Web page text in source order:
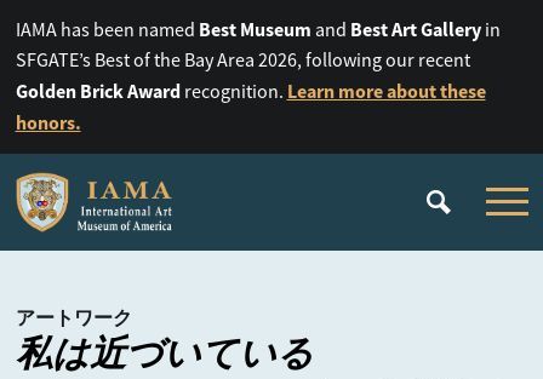
IAMA has been named Best Museum and Best Art Galleryin
SFGATE’s Best of the Bay Area 2026, following our recent
Golden Brick Awardrecognition. Learn more about these
honors.
アートワーク
私は近づいている